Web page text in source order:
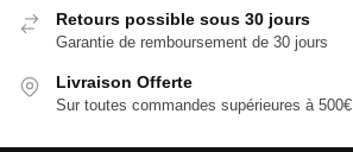
Retours possible sous 30 jours
Garantie de remboursement de 30 jours
Livraison Offerte
Sur toutes commandes supérieures à 500€